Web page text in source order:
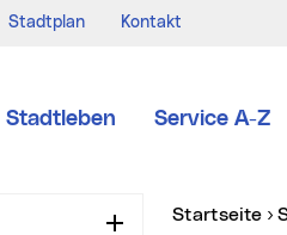
Stadtplan Kontakt
Stadtleben Service A-Z
Aufklappen
Sie sind hier:
Startseite